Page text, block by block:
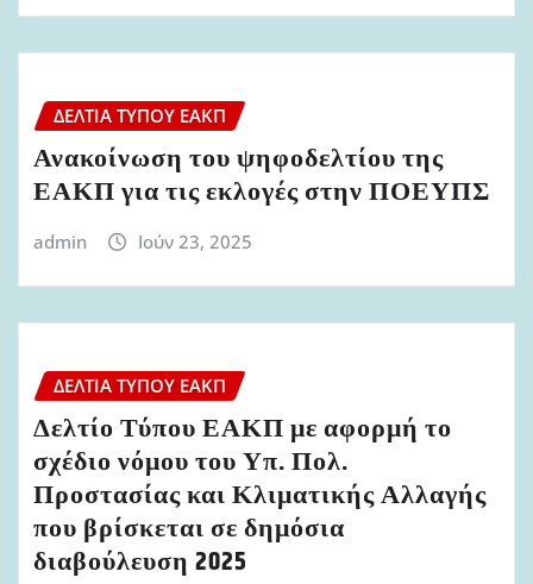
ΔΕΛΤΊΑ ΤΎΠΟΥ ΕΑΚΠ
Ανακοίνωση του ψηφοδελτίου της
ΕΑΚΠ για τις εκλογές στην ΠΟΕΥΠΣ
admin Ιούν 23, 2025
ΔΕΛΤΊΑ ΤΎΠΟΥ ΕΑΚΠ
Δελτίο Τύπου ΕΑΚΠ με αφορμή το
σχέδιο νόμου του Υπ. Πολ.
Προστασίας και Κλιματικής Αλλαγής
που βρίσκεται σε δημόσια
διαβούλευση 2025